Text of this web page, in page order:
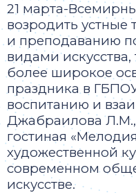
21 марта-
возродить устные
и преподаванию
видами
более широкое
праздника в
воспитанию и
Джабраилова
гостиная
художественной
современном
искусстве.